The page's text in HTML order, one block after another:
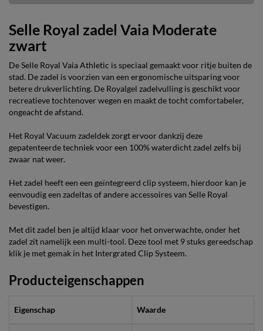
Selle Royal zadel Vaia Moderate
zwart
De Selle Royal Vaia Athletic is speciaal gemaakt voor ritje buiten de
stad. De zadel is voorzien van een ergonomische uitsparing voor
betere drukverlichting. De Royalgel zadelvulling is geschikt voor
recreatieve tochtenover wegen en maakt de tocht comfortabeler,
ongeacht de afstand.
Het Royal Vacuum zadeldek zorgt ervoor dankzij deze
gepatenteerde techniek voor een 100% waterdicht zadel zelfs bij
zwaar nat weer.
Het zadel heeft een een geïntegreerd clip systeem, hierdoor kan je
eenvoudig een zadeltas of andere accessoires van Selle Royal
bevestigen.
Met dit zadel ben je altijd klaar voor het onverwachte, onder het
zadel zit namelijk een multi-tool. Deze tool met 9 stuks gereedschap
klik je met gemak in het Intergrated Clip Systeem.
Producteigenschappen
Eigenschap Waarde